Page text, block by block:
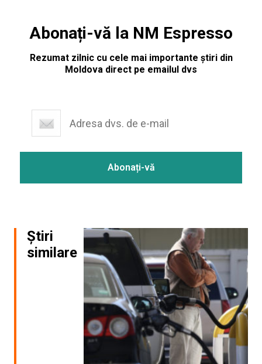
Abonați-vă la NM Espresso
Rezumat zilnic cu cele mai importante știri din
Moldova direct pe emailul dvs
Știri
similare